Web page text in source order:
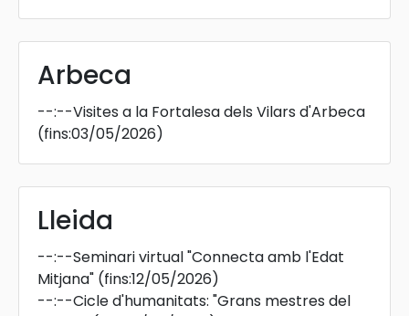
Arbeca
--:--Visites a la Fortalesa dels Vilars d'Arbeca
(fins:03/05/2026)
Lleida
--:--Seminari virtual "Connecta amb l'Edat
Mitjana" (fins:12/05/2026)
--:--Cicle d'humanitats: "Grans mestres del